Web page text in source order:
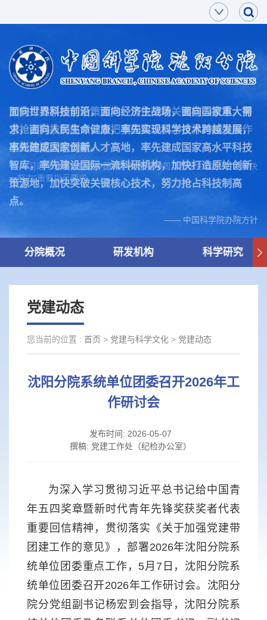
面向世界科技前沿，面向经济主战场，面向国家重大需
求，面向人民生命健康，率先实现科学技术跨越发展，
率先建成国家创新人才高地，率先建成国家高水平科技
智库，率先建设国际一流科研机构，加快打造原始创新
策源地，加快突破关键核心技术，努力抢占科技制高
点。
—— 中国科学院办院方针
加快打造原始创新策源地，加快突破关键核心技术，努
力抢占科技制高点，为把我国建设成为世界科技强国作
出新的更大的贡献。
—— 习近平总书记在致中国科学院建院70周年贺信中作出的“两加快
一努力”重要指示要求
分院概况 研发机构 科学研究
党建动态
您当前的位置 : 首页 > 党建与科学文化 > 党建动态
沈阳分院系统单位团委召开2026年工
作研讨会
发布时间: 2026-05-07
撰稿: 党建工作处（纪检办公室）
为深入学习贯彻习近平总书记给中国青
年五四奖章暨新时代青年先锋奖获奖者代表
重要回信精神，贯彻落实《关于加强党建带
团建工作的意见》，部署2026年沈阳分院系
统单位团委重点工作，5月7日，沈阳分院系
统单位团委召开2026年工作研讨会。沈阳分
院分党组副书记杨宏到会指导，沈阳分院系